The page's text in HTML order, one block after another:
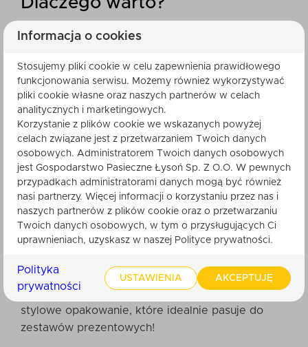
Naturalna harmonia: Wszystkie produkty w
natury – zdrowe, smaczne i piękne.
Idealny na prezent: Urocza łubianka
sprawia, że zestaw od razu jest gotowy do
wręczenia – na każdą okazję!
Relaks w najlepszym wydaniu: Słodkie
przekąski i blask świec to przepis na
idealny wieczór.
Ciekawostka:
do zbierania owoców w sadach i na plantacjach?
Ich praktyczna forma zyskała nowe życie jako
stylowe opakowanie, które idealnie pasuje do
zestawów prezentowych!
Informacja o cookies
Stosujemy pliki cookie w celu zapewnienia prawidłowego
funkcjonowania serwisu. Możemy również wykorzystywać
pliki cookie własne oraz naszych partnerów w celach
analitycznych i marketingowych.
Korzystanie z plików cookie we wskazanych powyżej
celach związane jest z przetwarzaniem Twoich danych
osobowych. Administratorem Twoich danych osobowych
jest Gospodarstwo Pasieczne Łysoń Sp. Z O.O. W pewnych
przypadkach administratorami danych mogą być również
nasi partnerzy. Więcej informacji o korzystaniu przez nas i
naszych partnerów z plików cookie oraz o przetwarzaniu
Twoich danych osobowych, w tym o przysługujących Ci
uprawnieniach, uzyskasz w naszej Polityce prywatności.
Polityka
prywatności
USTAWIENIA AKCEPTUJĘ